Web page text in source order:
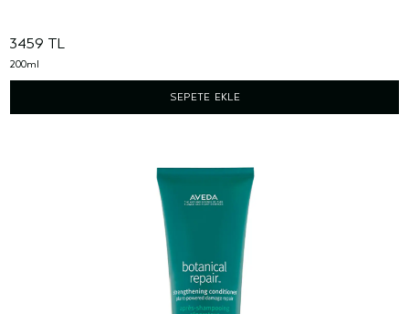
3459 TL
200ml
SEPETE EKLE